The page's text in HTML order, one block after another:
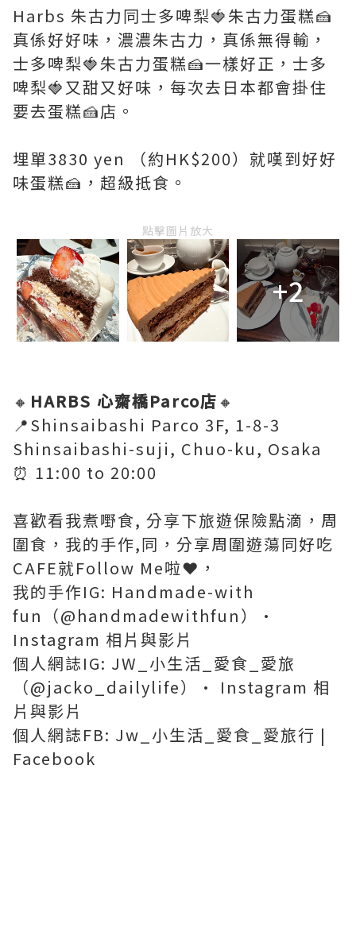
Harbs 朱古力同士多啤梨🍓朱古力蛋糕🍰
真係好好味，濃濃朱古力，真係無得輸，
士多啤梨🍓朱古力蛋糕🍰一樣好正，士多
啤梨🍓又甜又好味，每次去日本都會掛住
要去蛋糕🍰店。
埋單3830 yen （約HK$200）就嘆到好好
味蛋糕🍰，超級抵食。
點擊圖片放大
+2
🔸 HARBS 心齋橋Parco店🔸
📍Shinsaibashi Parco 3F, 1-8-3
Shinsaibashi-suji, Chuo-ku, Osaka
⏰ 11:00 to 20:00
喜歡看我煮嘢食, 分享下旅遊保險點滴，周
圍食，我的手作,同，分享周圍遊蕩同好吃
CAFE就Follow Me啦❤️，
我的手作IG: Handmade-with
fun（@handmadewithfun）•
Instagram 相片與影片
個人網誌IG: JW_小生活_愛食_愛旅
（@jacko_dailylife）• Instagram 相
片與影片
個人網誌FB: Jw_小生活_愛食_愛旅行 |
Facebook